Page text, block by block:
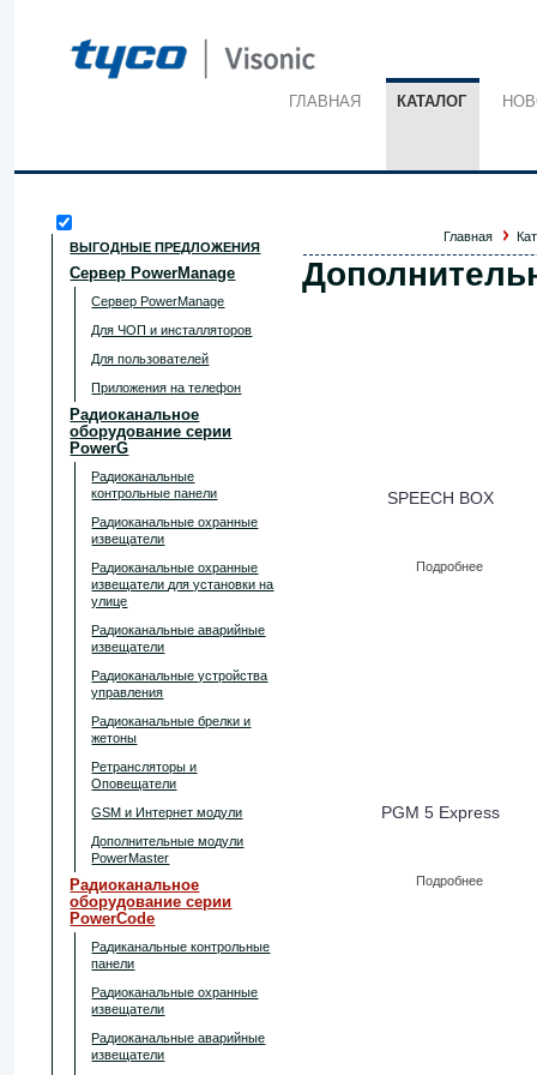
ГЛАВНАЯ КАТАЛОГ
ВЫГОДНЫЕ ПРЕДЛОЖЕНИЯ
Сервер PowerManage
Сервер PowerManage
Для ЧОП и инсталляторов
Для пользователей
Приложения на телефон
Радиоканальное
оборудование серии
PowerG
Радиоканальные
контрольные панели
Радиоканальные охранные
извещатели
Радиоканальные охранные
извещатели для установки на
улице
Радиоканальные аварийные
извещатели
Радиоканальные устройства
управления
Радиоканальные брелки и
жетоны
Ретрансляторы и
Оповещатели
GSM и Интернет модули
Дополнительные модули
PowerMaster
Радиоканальное
оборудование серии
PowerCode
Радиканальные контрольные
панели
Радиоканальные охранные
извещатели
Радиоканальные аварийные
извещатели
Главная
SPEECH BOX
Подробнее
PGM 5 Express
Подробнее